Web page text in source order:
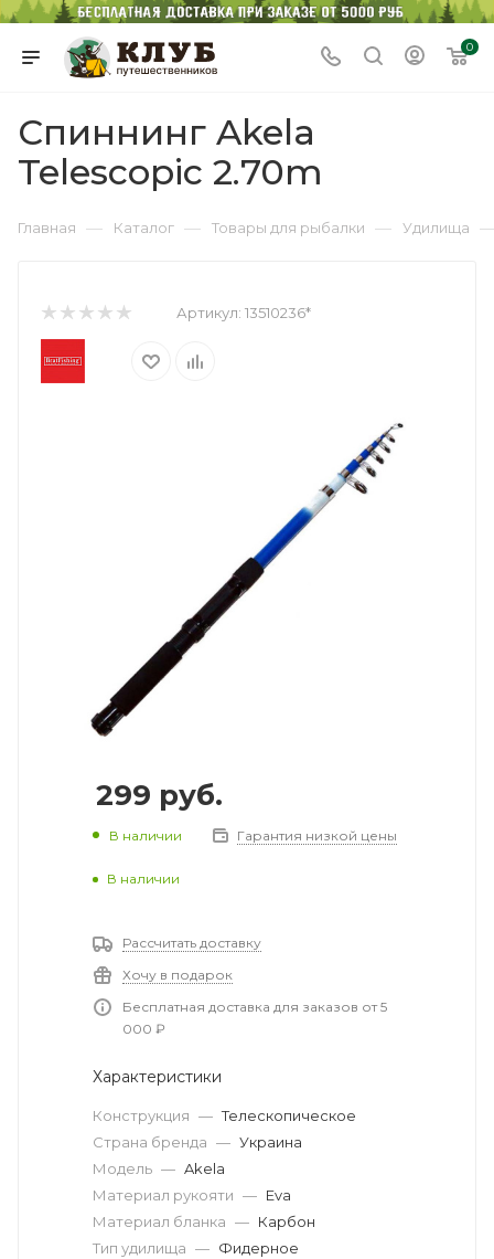
0
Спиннинг Akela
Telescopic 2.70m
Главная — Каталог — Товары для рыбалки — Удилища
Артикул: 13510236*
299 руб.
В наличии Гарантия низкой цены
В наличии
Рассчитать доставку
Хочу в подарок
Бесплатная доставка для заказов от 5
000 ₽
Характеристики
Конструкция — Телескопическое
Страна бренда — Украина
Модель — Akela
Материал рукояти — Eva
Материал бланка — Карбон
Тип удилища — Фидерное